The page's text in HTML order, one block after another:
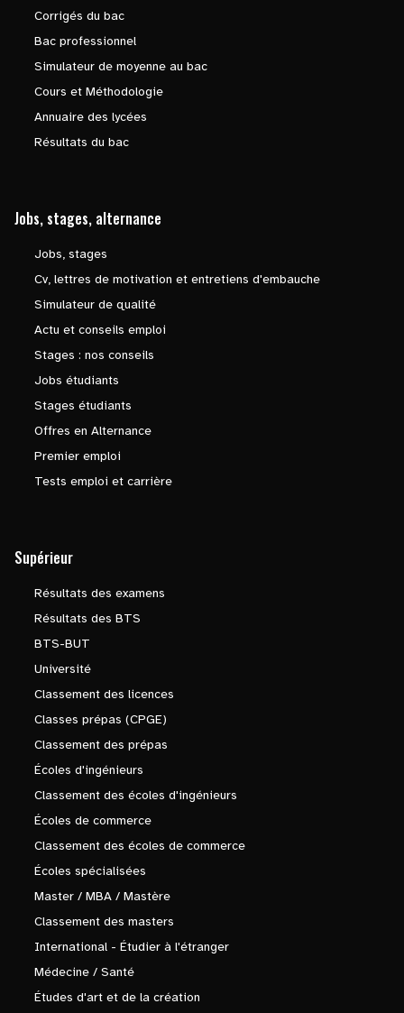
Corrigés du bac
Bac professionnel
Simulateur de moyenne au bac
Cours et Méthodologie
Annuaire des lycées
Résultats du bac
Jobs, stages, alternance
Jobs, stages
Cv, lettres de motivation et entretiens d'embauche
Simulateur de qualité
Actu et conseils emploi
Stages : nos conseils
Jobs étudiants
Stages étudiants
Offres en Alternance
Premier emploi
Tests emploi et carrière
Supérieur
Résultats des examens
Résultats des BTS
BTS-BUT
Université
Classement des licences
Classes prépas (CPGE)
Classement des prépas
Écoles d'ingénieurs
Classement des écoles d'ingénieurs
Écoles de commerce
Classement des écoles de commerce
Écoles spécialisées
Master / MBA / Mastère
Classement des masters
International - Étudier à l'étranger
Médecine / Santé
Études d'art et de la création